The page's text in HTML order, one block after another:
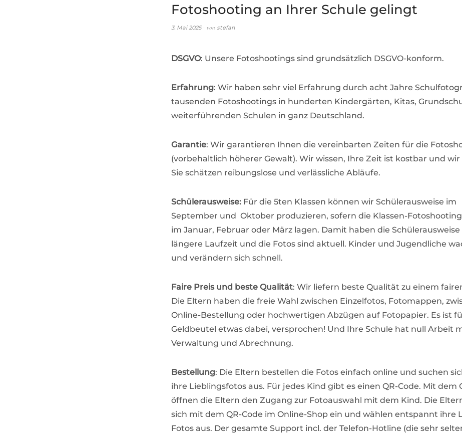
Fotoshooting an Ihrer Schule gelingt
3. Mai 2025 von stefan
DSGVO: Unsere Fotoshootings sind grundsätzlich DSGVO-konform.
Erfahrung: Wir haben sehr viel Erfahrung durch acht Jahre
tausenden Fotoshootings in hunderten Kindergärten, Kitas,
weiterführenden Schulen in ganz Deutschland.
Garantie: Wir garantieren Ihnen die vereinbarten Zeiten für die
(vorbehaltlich höherer Gewalt). Wir wissen, Ihre Zeit ist kostbar und wir
Sie schätzen reibungslose und verlässliche Abläufe.
Schülerausweise: Für die 5ten Klassen können wir Schülerausweise im
September und Oktober produzieren, sofern die Klassen-
im Januar, Februar oder März lagen. Damit haben die Schülerausweise
längere Laufzeit und die Fotos sind aktuell. Kinder und Jugendliche
und verändern sich schnell.
Faire Preis und beste Qualität: Wir liefern beste Qualität zu einem
Die Eltern haben die freie Wahl zwischen Einzelfotos, Fotomappen,
Online-Bestellung oder hochwertigen Abzügen auf Fotopapier. Es ist
Geldbeutel etwas dabei, versprochen! Und Ihre Schule hat null Arbeit
Verwaltung und Abrechnung.
Bestellung: Die Eltern bestellen die Fotos einfach online und suchen
ihre Lieblingsfotos aus. Für jedes Kind gibt es einen QR-Code. Mit dem
öffnen die Eltern den Zugang zur Fotoauswahl mit dem Kind. Die
sich mit dem QR-Code im Online-Shop ein und wählen entspannt ihre
Fotos aus. Der gesamte Support incl. der Telefon-Hotline (die sehr